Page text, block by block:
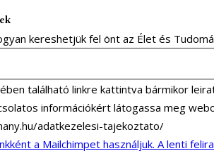
kereshetjük fel önt az Élet és
található linkre kattintva bármikor
információkért látogassa meg
adatkezelesi-tajekoztato/
a Mailchimpet használjuk. A lenti